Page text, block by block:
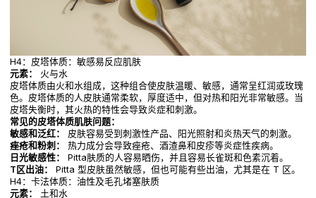
H4：皮塔体质：敏感易反应肌肤
元素：
火与水
皮塔体质由火和水组成，这种组合使皮肤温暖、敏感，通常呈红润或玫瑰
色。皮塔体质的人皮肤通常柔软，厚度适中，但对热和阳光非常敏感。当
皮塔失衡时，其火热的特性会导致炎症和刺激。
常见的皮塔体质肌肤问题：
敏感和泛红：
皮肤容易受到刺激性产品、阳光照射和炎热天气的刺激。
痤疮和粉刺：
热力成分会导致痤疮、酒渣鼻和皮疹等炎症性疾病。
日光敏感性：
Pitta肤质的人容易晒伤，并且容易长雀斑和色素沉着。
T区出油：
Pitta 型皮肤虽然敏感，但也可能有些出油，尤其是在 T 区。
H4：卡法体质：油性及毛孔堵塞肤质
元素：
土和水